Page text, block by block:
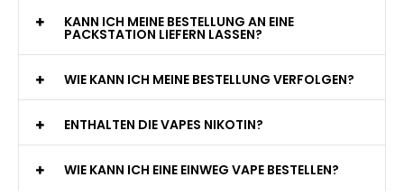
KANN ICH MEINE BESTELLUNG AN EINE
PACKSTATION LIEFERN LASSEN?
WIE KANN ICH MEINE BESTELLUNG VERFOLGEN?
ENTHALTEN DIE VAPES NIKOTIN?
WIE KANN ICH EINE EINWEG VAPE BESTELLEN?